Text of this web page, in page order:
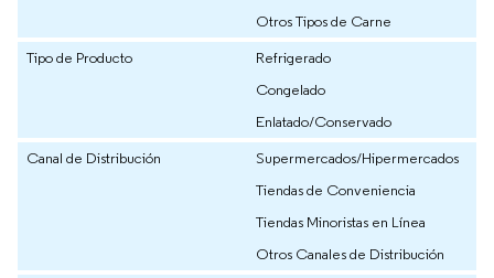
Otros Tipos de Carne
Tipo de Producto
Refrigerado
Congelado
Enlatado/Conservado
Canal de Distribución
Supermercados/Hipermercados
Tiendas de Conveniencia
Tiendas Minoristas en Línea
Otros Canales de Distribución